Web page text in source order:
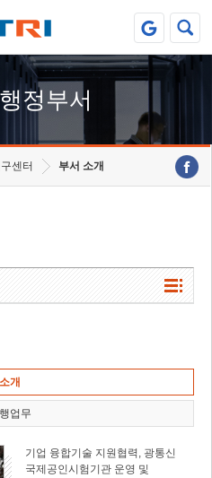
정부서
센터 부서 소개
소개
업무
기업 융합기술 지원협력, 광통신
국제공인시험기관 운영 및